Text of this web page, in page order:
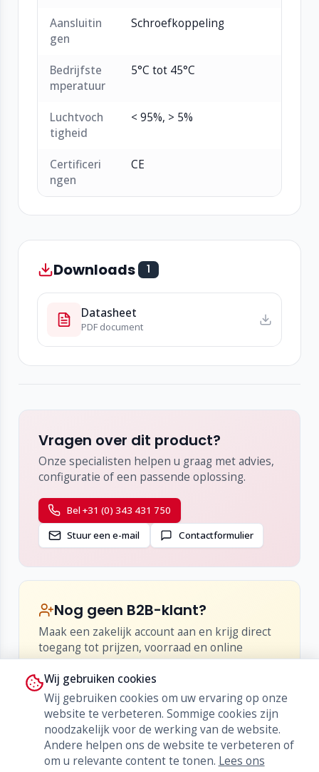
Aansluitin
gen
Schroefkoppeling
Bedrijfste
mperatuur
5°C tot 45°C
Luchtvoch
tigheid
< 95%, > 5%
Certificeri
ngen
CE
Downloads 1
Datasheet
PDF document
Vragen over dit product?
Onze specialisten helpen u graag met advies,
configuratie of een passende oplossing.
Bel +31 (0) 343 431 750
Stuur een e-mail
Contactformulier
Nog geen B2B-klant?
Maak een zakelijk account aan en krijg direct
toegang tot prijzen, voorraad en online
bestellen.
• Inzicht in netto-prijzen en kortingen
Live voorraad en levertijden
Bestellen, herbestellen en orderhistorie
Word klant
Wij gebruiken cookies
Wij gebruiken cookies om uw ervaring op onze
website te verbeteren. Sommige cookies zijn
noodzakelijk voor de werking van de website.
Andere helpen ons de website te verbeteren of
om u relevante content te tonen. Lees ons